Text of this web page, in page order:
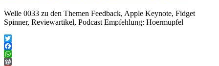
Welle 0033 zu den Themen Feedback, Apple Keynote, Fidget
Spinner, Reviewartikel, Podcast Empfehlung: Hoermupfel
Twitter
Facebook
WhatsApp